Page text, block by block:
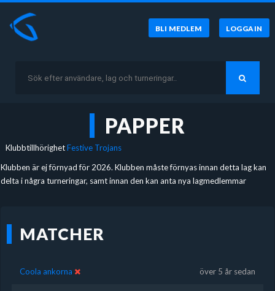
BLI MEDLEM LOGGA IN
PAPPER
KlubbtillhörighetFestive Trojans
Klubben är ej förnyad för 2026. Klubben måste förnyas innan detta lag kan
delta i några turneringar, samt innan den kan anta nya lagmedlemmar
MATCHER
Coola ankorna över 5 år sedan